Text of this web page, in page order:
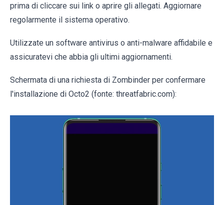
prima di cliccare sui link o aprire gli allegati. Aggiornare
regolarmente il sistema operativo.
Utilizzate un software antivirus o anti-malware affidabile e
assicuratevi che abbia gli ultimi aggiornamenti.
Schermata di una richiesta di Zombinder per confermare
l'installazione di Octo2 (fonte: threatfabric.com):